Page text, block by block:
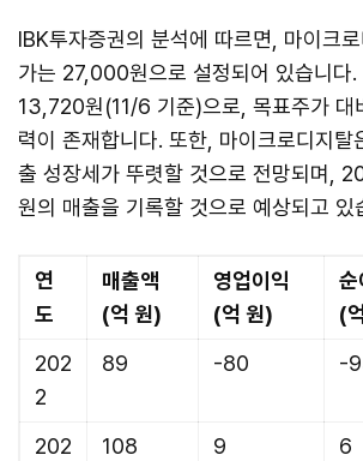
IBK투자증권의 분석에 따르면, 마이크
가는 27,000원으로 설정되어 있습니다.
13,720원(11/6 기준)으로, 목표주가 대
력이 존재합니다. 또한, 마이크로디지탈
출 성장세가 뚜렷할 것으로 전망되며,
원의 매출을 기록할 것으로 예상되고 있
연
도
매출액
(억 원)
영업이익
(억 원)
순
(
202
2
89 -80 -
202
108 9 6